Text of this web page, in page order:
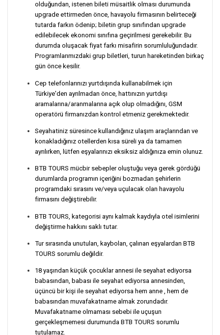
olduğundan, istenen bileti müsaitlik olması durumunda
upgrade ettirmeden önce, havayolu firmasının belirteceği
tutarda farkın ödenip; biletin grup sınıfından upgrade
edilebilecek ekonomi sınıfına geçirilmesi gerekebilir. Bu
durumda oluşacak fiyat farkı misafirin sorumluluğundadır.
Programlarımızdaki grup biletleri, turun hareketinden birkaç
gün önce kesilir.
Cep telefonlarınızı yurtdışında kullanabilmek için
Türkiye'den ayrılmadan önce, hattınızın yurtdışı
aramalarına/aranmalarına açık olup olmadığını, GSM
operatörü firmanızdan kontrol etmeniz gerekmektedir.
Seyahatiniz süresince kullandığınız ulaşım araçlarından ve
konakladığınız otellerden kısa süreli ya da tamamen
ayrılırken, lütfen eşyalarınızı eksiksiz aldığınıza emin olunuz.
BTB TOURS mücbir sebepler oluştuğu veya gerek gördüğü
durumlarda programın içeriğini bozmadan şehirlerin
programdaki sırasını ve/veya uçulacak olan havayolu
firmasını değiştirebilir.
BTB TOURS, kategorisi aynı kalmak kaydıyla otel isimlerini
değiştirme hakkını saklı tutar.
Tur sırasında unutulan, kaybolan, çalınan eşyalardan BTB
TOURS sorumlu değildir.
18 yaşından küçük çocuklar annesi ile seyahat ediyorsa
babasından, babası ile seyahat ediyorsa annesinden,
üçüncü bir kişi ile seyahat ediyorsa hem anne , hem de
babasından muvafakatname almak zorundadır.
Muvafakatname olmaması sebebi ile uçuşun
gerçekleşmemesi durumunda BTB TOURS sorumlu
tutulamaz.